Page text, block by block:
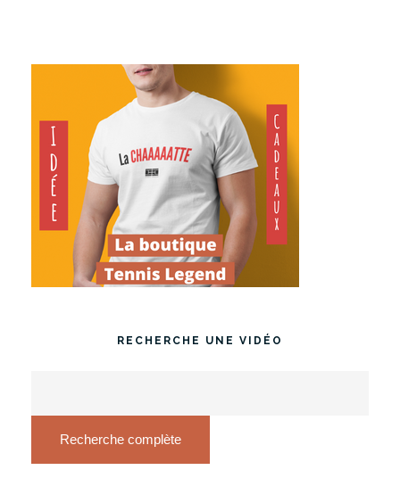
RECHERCHE UNE VIDÉO
Recherche complète